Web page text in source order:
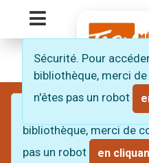
Menu Retour à
Sécurité. Pour
bibliothèque, merci
n'êtes pas un robot
Sécurité. Pour accéder
bibliothèque, merci de
pas un robot
en
Panneau de gestion des